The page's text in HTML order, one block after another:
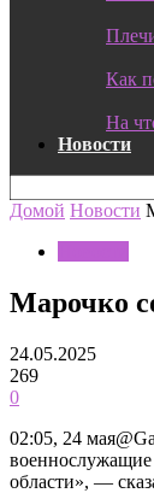
Как
На
Новости
Домой Новости
Марочко
24.05.2025
269
0
02:05, 24
области», —